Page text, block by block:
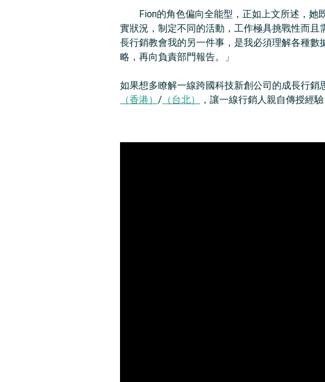
Fion的角色偏向全能型，正如上文所述，她
實狀況，制定不同的活動，工作極具挑戰性而
長行銷教會我的另一件事，是我必須理解各種
略，再向負責部門報告。」
如果想多瞭解一線跨國科技新創公司的成長行
（香港） / （台北） ，讓一線行銷人親自傳授經